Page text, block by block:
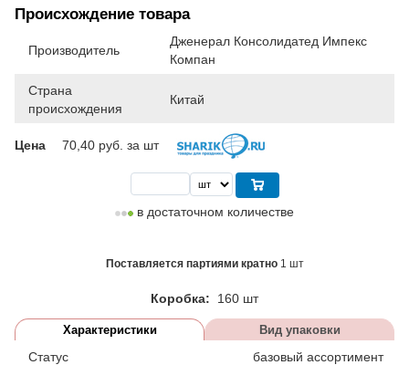
Происхождение товара
Производитель
Дженерал Консолидатед Импекс
Компан
Страна
происхождения
Китай
Цена 70,40 руб. за шт
в достаточном количестве
Поставляется партиями кратно 1 шт
Коробка: 160 шт
Характеристики Вид упаковки
Статус базовый ассортимент